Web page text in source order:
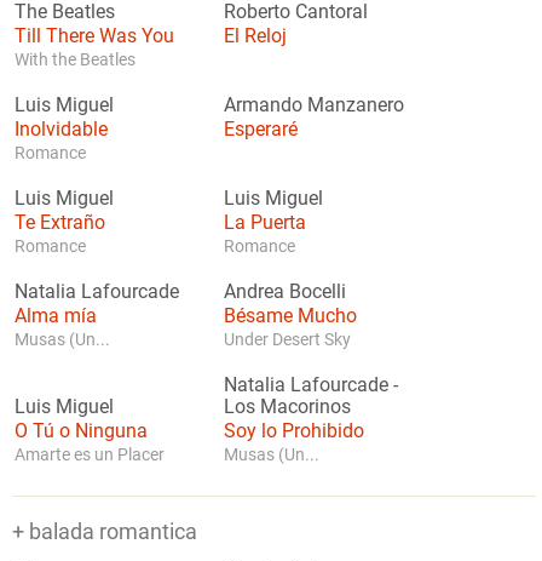
The Beatles
Till There Was You
With the Beatles
Roberto Cantoral
El Reloj
Luis Miguel
Inolvidable
Romance
Armando Manzanero
Esperaré
Luis Miguel
Te Extraño
Romance
Luis Miguel
La Puerta
Romance
Natalia Lafourcade
Alma mía
Musas (Un...
Andrea Bocelli
Bésame Mucho
Under Desert Sky
Luis Miguel
O Tú o Ninguna
Amarte es un Placer
Natalia Lafourcade -
Los Macorinos
Soy lo Prohibido
Musas (Un...
+ balada romantica